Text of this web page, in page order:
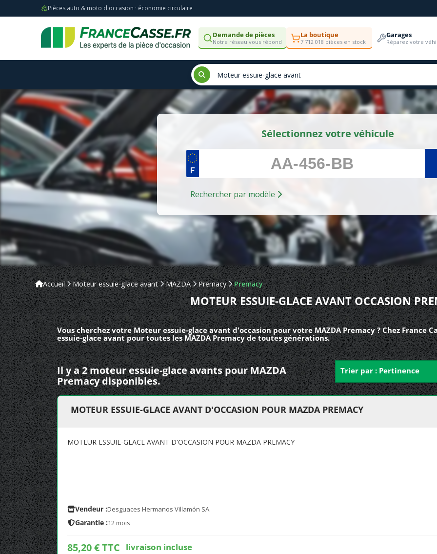
Pièces auto & moto d'occasion · économie circulaire
Demande de pièces
Notre réseau vous répond
La boutique
7 712 018 pièces en stock
Garages
Réparez votre
Sélectionnez votre véhicule
Rechercher par modèle
Accueil Moteur essuie-glace avant MAZDA Premacy Premacy
MOTEUR ESSUIE-GLACE AVANT OCCASION
Vous cherchez votre Moteur essuie-glace avant d'occasion pour votre MAZDA Premacy ? Chez France
essuie-glace avant pour toutes les MAZDA Premacy de toutes générations.
Il y a 2 moteur essuie-glace avants pour MAZDA
Premacy disponibles.
Trier par : Pertinence
MOTEUR ESSUIE-GLACE AVANT D'OCCASION POUR MAZDA PREMACY
MOTEUR ESSUIE-GLACE AVANT D'OCCASION POUR MAZDA PREMACY
Vendeur :Desguaces Hermanos Villamón SA.
Garantie :12 mois
85,20 € TTC livraison incluse